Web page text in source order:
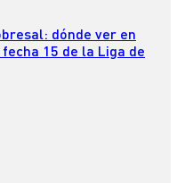
dónde ver en
fecha 15 de la Liga de